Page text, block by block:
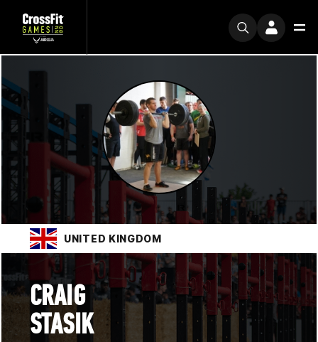
UNITED KINGDOM
CRAIG
STASIK